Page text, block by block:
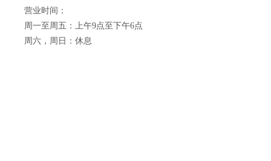
营业时间：
周一至周五：上午9点至下午6点
周六，周日：休息